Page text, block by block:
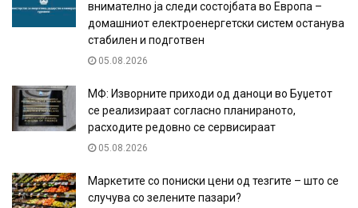
внимателно ја следи состојбата во Европа –
домашниот електроенергетски систем останува
стабилен и подготвен
05.08.2026
МФ: Изворните приходи од даноци во Буџетот
се реализираат согласно планираното,
расходите редовно се сервисираат
05.08.2026
Маркетите со пониски цени од тезгите – што се
случува со зелените пазари?